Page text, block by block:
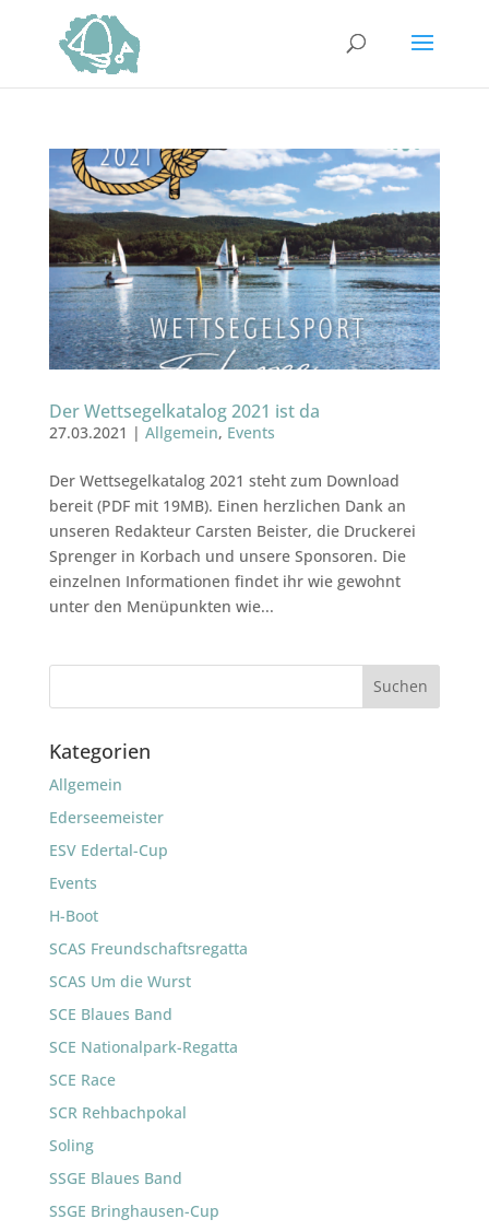
Der Wettsegelkatalog 2021 ist da
27.03.2021 | Allgemein, Events
Der Wettsegelkatalog 2021 steht zum Download
bereit (PDF mit 19MB). Einen herzlichen Dank an
unseren Redakteur Carsten Beister, die Druckerei
Sprenger in Korbach und unsere Sponsoren. Die
einzelnen Informationen findet ihr wie gewohnt
unter den Menüpunkten wie...
Kategorien
Allgemein
Ederseemeister
ESV Edertal-Cup
Events
H-Boot
SCAS Freundschaftsregatta
SCAS Um die Wurst
SCE Blaues Band
SCE Nationalpark-Regatta
SCE Race
SCR Rehbachpokal
Soling
SSGE Blaues Band
SSGE Bringhausen-Cup